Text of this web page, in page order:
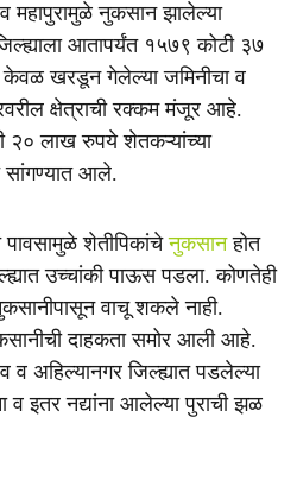
व महापुरामुळे नुकसान झालेल्या
आतापर्यंत १५७९ कोटी ३७
खरडून गेलेल्या जमिनीचा व
क्षेत्राची रक्कम मंजूर आहे.
२० लाख रुपये शेतकऱ्यांच्या
सांगण्यात आले.
पावसामुळे शेतीपिकांचेनुकसानहोत
उच्चांकी पाऊस पडला. कोणतेही
वाचू शकले नाही.
दाहकता समोर आली आहे.
व अहिल्यानगर जिल्ह्यात पडलेल्या
व इतर नद्यांना आलेल्या पुराची झळ